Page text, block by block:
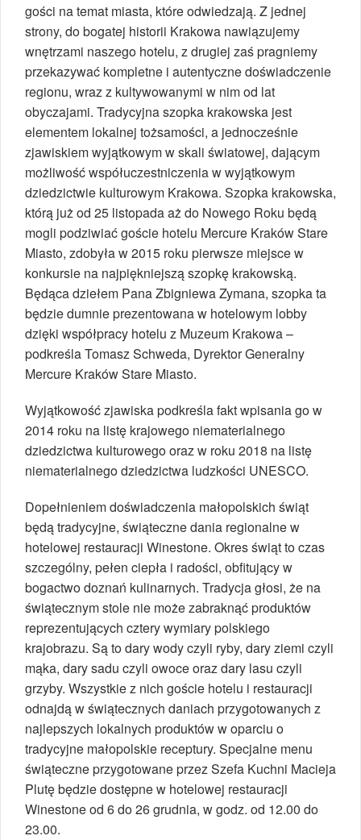
gości na temat miasta, które odwiedzają. Z jednej
strony, do bogatej historii Krakowa nawiązujemy
wnętrzami naszego hotelu, z drugiej zaś pragniemy
przekazywać kompletne i autentyczne doświadczenie
regionu, wraz z kultywowanymi w nim od lat
obyczajami. Tradycyjna szopka krakowska jest
elementem lokalnej tożsamości, a jednocześnie
zjawiskiem wyjątkowym w skali światowej, dającym
możliwość współuczestniczenia w wyjątkowym
dziedzictwie kulturowym Krakowa. Szopka krakowska,
którą już od 25 listopada aż do Nowego Roku będą
mogli podziwiać goście hotelu Mercure Kraków Stare
Miasto, zdobyła w 2015 roku pierwsze miejsce w
konkursie na najpiękniejszą szopkę krakowską.
Będąca dziełem Pana Zbigniewa Zymana, szopka ta
będzie dumnie prezentowana w hotelowym lobby
dzięki współpracy hotelu z Muzeum Krakowa –
podkreśla Tomasz Schweda, Dyrektor Generalny
Mercure Kraków Stare Miasto.
Wyjątkowość zjawiska podkreśla fakt wpisania go w
2014 roku na listę krajowego niematerialnego
dziedzictwa kulturowego oraz w roku 2018 na listę
niematerialnego dziedzictwa ludzkości UNESCO.
Dopełnieniem doświadczenia małopolskich świąt
będą tradycyjne, świąteczne dania regionalne w
hotelowej restauracji Winestone. Okres świąt to czas
szczególny, pełen ciepła i radości, obfitujący w
bogactwo doznań kulinarnych. Tradycja głosi, że na
świątecznym stole nie może zabraknąć produktów
reprezentujących cztery wymiary polskiego
krajobrazu. Są to dary wody czyli ryby, dary ziemi czyli
mąka, dary sadu czyli owoce oraz dary lasu czyli
grzyby. Wszystkie z nich goście hotelu i restauracji
odnajdą w świątecznych daniach przygotowanych z
najlepszych lokalnych produktów w oparciu o
tradycyjne małopolskie receptury. Specjalne menu
świąteczne przygotowane przez Szefa Kuchni Macieja
Plutę będzie dostępne w hotelowej restauracji
Winestone od 6 do 26 grudnia, w godz. od 12.00 do
23.00.